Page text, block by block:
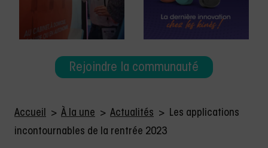
Rejoindre la communauté
Accueil > À la une > Actualités > Les applications
incontournables de la rentrée 2023